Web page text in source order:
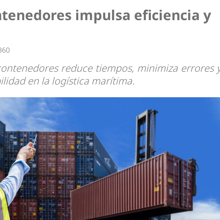
impulsa eficiencia y
reduce tiempos, minimiza errores
en la logística marítima.